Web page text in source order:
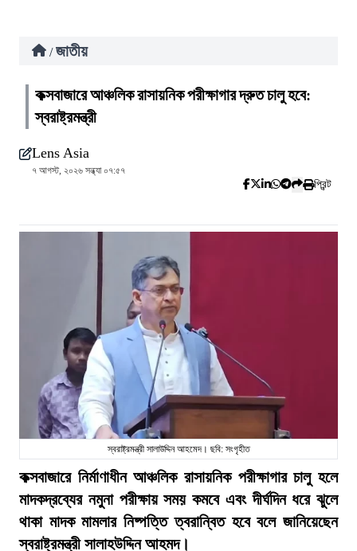
/ জাতীয়
কক্সবাজারে আঞ্চলিক রাসায়নিক পরীক্ষাগার দ্রুত চালু হবে:
স্বরাষ্ট্রমন্ত্রী
Lens Asia
৭ আগস্ট, ২০২৬ সন্ধ্যা ০৭:৫৭
প্রিন্ট
স্বরাষ্ট্রমন্ত্রী সালাউদ্দিন আহমেদ। ছবি: সংগৃহীত
কক্সবাজারে নির্মাণাধীন আঞ্চলিক রাসায়নিক পরীক্ষাগার চালু হলে
মাদকদ্রব্যের নমুনা পরীক্ষায় সময় কমবে এবং দীর্ঘদিন ধরে ঝুলে
থাকা মাদক মামলার নিষ্পত্তি ত্বরান্বিত হবে বলে জানিয়েছেন
স্বরাষ্ট্রমন্ত্রী সালাহউদ্দিন আহমদ।